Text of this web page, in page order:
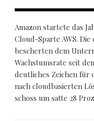
Amazon startete das
Cloud-Sparte AWS.
bescherten dem
Wachstumsrate seit
deutliches Zeichen für
nach cloudbasierten
schoss um satte 28